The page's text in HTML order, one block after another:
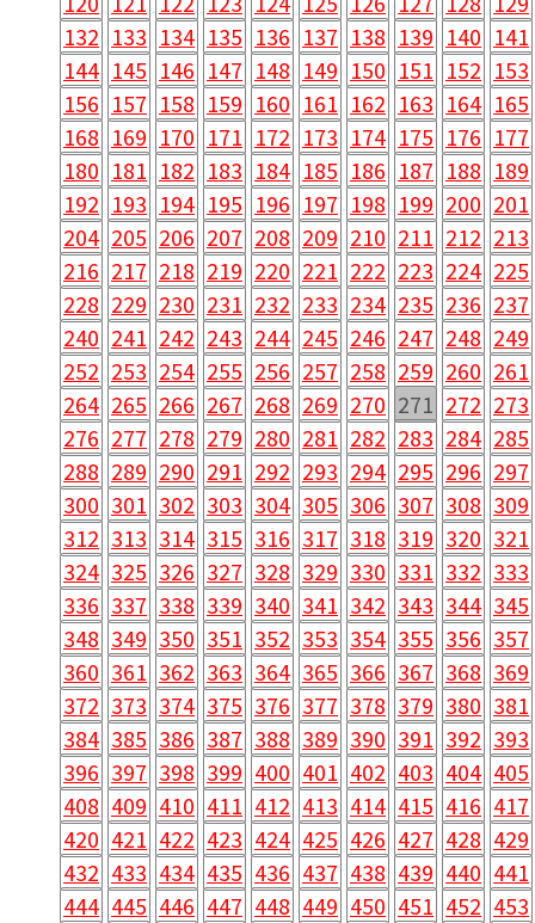
132 133 134 135 136 137 138 139 140 141
144 145 146 147 148 149 150 151 152 153
156 157 158 159 160 161 162 163 164 165
168 169 170 171 172 173 174 175 176 177
180 181 182 183 184 185 186 187 188 189
192 193 194 195 196 197 198 199 200 201
204 205 206 207 208 209 210 211 212 213
216 217 218 219 220 221 222 223 224 225
228 229 230 231 232 233 234 235 236 237
240 241 242 243 244 245 246 247 248 249
252 253 254 255 256 257 258 259 260 261
264 265 266 267 268 269 270 271 272 273
276 277 278 279 280 281 282 283 284 285
288 289 290 291 292 293 294 295 296 297
300 301 302 303 304 305 306 307 308 309
312 313 314 315 316 317 318 319 320 321
324 325 326 327 328 329 330 331 332 333
336 337 338 339 340 341 342 343 344 345
348 349 350 351 352 353 354 355 356 357
360 361 362 363 364 365 366 367 368 369
372 373 374 375 376 377 378 379 380 381
384 385 386 387 388 389 390 391 392 393
396 397 398 399 400 401 402 403 404 405
408 409 410 411 412 413 414 415 416 417
420 421 422 423 424 425 426 427 428 429
432 433 434 435 436 437 438 439 440 441
444 445 446 447 448 449 450 451 452 453